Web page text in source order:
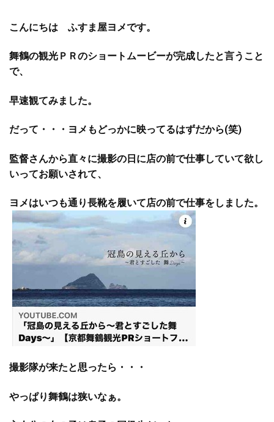
こんにちは ふすま屋ヨメです。
舞鶴の観光ＰＲのショートムービーが完成したと言うこと
で、
早速観てみました。
だって・・・ヨメもどっかに映ってるはずだから(笑)
監督さんから直々に撮影の日に店の前で仕事していて欲し
いってお願いされて、
ヨメはいつも通り長靴を履いて店の前で仕事をしました。
撮影隊が来たと思ったら・・・
やっぱり舞鶴は狭いなぁ。